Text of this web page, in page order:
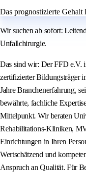
Das prognostizierte Gehalt
Wir suchen ab sofort:
Unfallchirurgie.
Das sind wir: Der FFD e.V.
zertifizierter Bildungsträger
Jahre Branchenerfahrung,
bewährte, fachliche
Mittelpunkt. Wir beraten
Rehabilitations-Kliniken,
Einrichtungen in Ihren
Wertschätzend und
Anspruch an Qualität. Für